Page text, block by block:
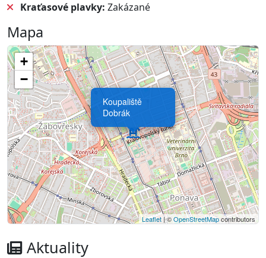
Kraťasové plavky: Zakázané
Mapa
Koupaliště
Dobrák
+
−
Leaflet| ©OpenStreetMapcontributors
Aktuality